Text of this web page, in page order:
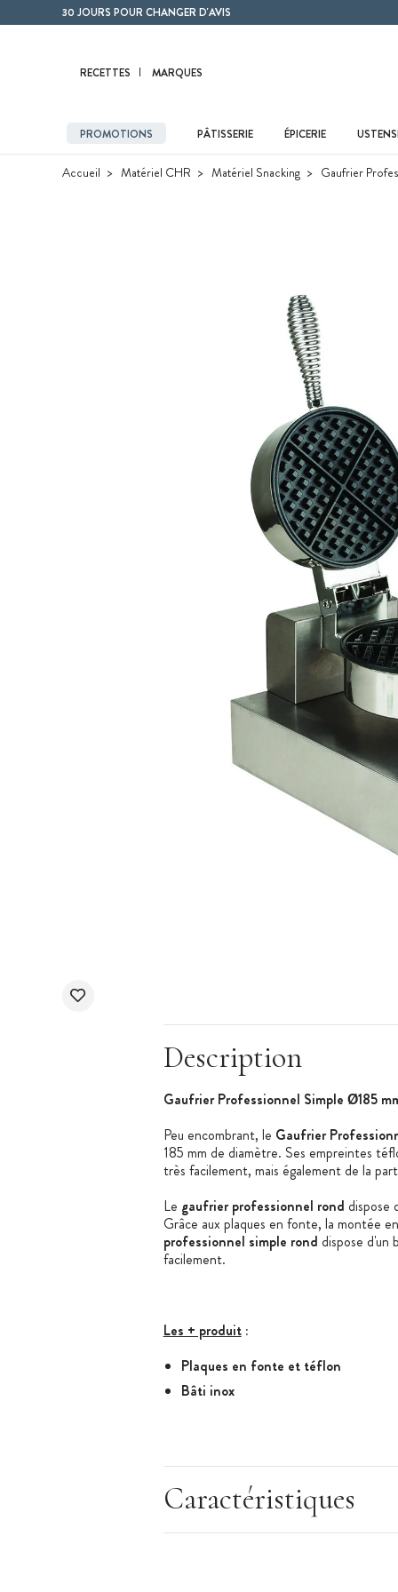
Contenu principal30 JOURS POUR CHANGER D'AVIS
RECETTES MARQUES
PROMOTIONS PÂTISSERIE ÉPICERIE
Accueil Matériel CHR Matériel Snacking Gaufrier
Description
Gaufrier Professionnel Simple Ø185
Peu encombrant, le Gaufrier
185 mm de diamètre. Ses empreintes
très facilement, mais également de la
Le gaufrier professionnel rond dispose
Grâce aux plaques en fonte, la montée
professionnel simple rond dispose
facilement.
Les + produit:
Plaques en fonte et téflon
Bâti inox
Diamètre de l'empreinte : 185 mm
Caractéristiques